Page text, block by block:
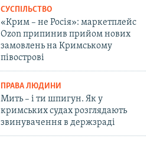
СУСПІЛЬСТВО
«Крим – не Росія»: маркетплейс
Ozon припинив прийом нових
замовлень на Кримському
півострові
ПРАВА ЛЮДИНИ
Мить – і ти шпигун. Як у
кримських судах розглядають
звинувачення в держзраді